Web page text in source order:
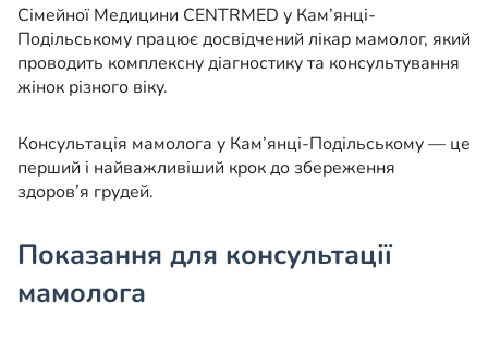
Сімейної Медицини CENTRMED у Кам’янці-
Подільському працює досвідчений лікар мамолог, який
проводить комплексну діагностику та консультування
жінок різного віку.
Консультація мамолога у Кам’янці-Подільському — це
перший і найважливіший крок до збереження
здоров’я грудей.
Показання для консультації
мамолога